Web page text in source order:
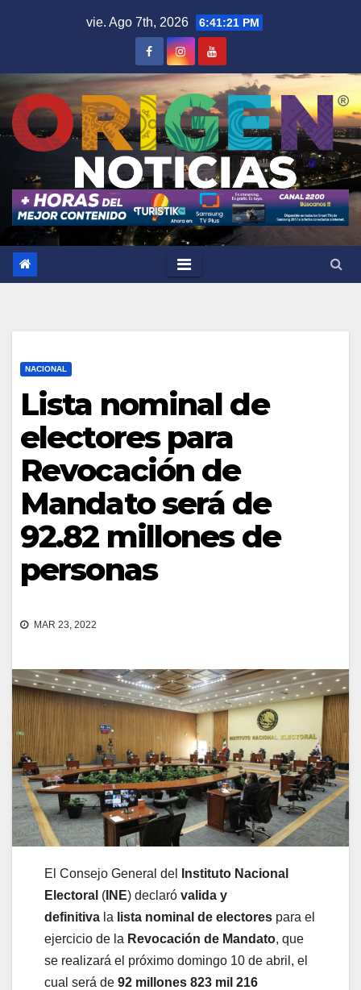
vie. Ago 7th, 2026 6:41:22 PM
NACIONAL
Lista nominal de
electores para
Revocación de
Mandato será de
92.82 millones de
personas
MAR 23, 2022
El Consejo General del
Instituto Nacional
Electoral ( INE) declaró valida y
definitiva la lista nominal de electores para el
ejercicio de la Revocación de Mandato, que
se realizará el próximo domingo 10 de abril, el
cual será de 92 millones 823 mil 216